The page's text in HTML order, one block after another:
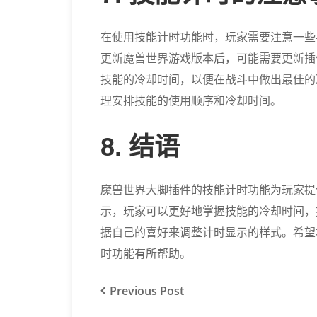
在使用技能计时功能时，玩家需要注意一
更新魔兽世界游戏版本后，可能需要更新
技能的冷却时间，以便在战斗中做出最佳
理安排技能的使用顺序和冷却时间。
8. 结语
魔兽世界大脚插件的技能计时功能为玩家
示，玩家可以更好地掌握技能的冷却时间
据自己的喜好来调整计时显示的样式。希
时功能有所帮助。
Previous Post